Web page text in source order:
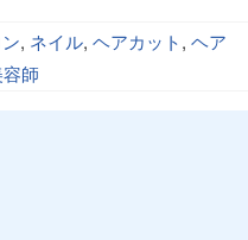
, ネイル, ヘアカット, ヘア
師